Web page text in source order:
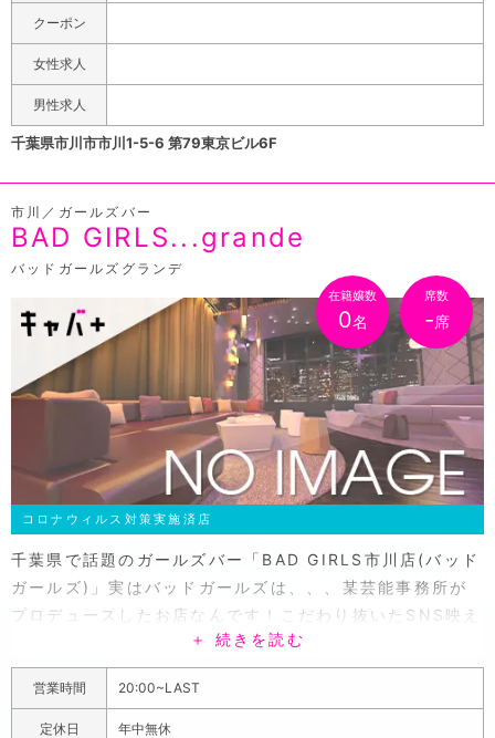
ト3,000円(税・サ別)とリーズナブルなお値段でお楽しみ
いただけます。21:00過ぎからのご来店でも「ポケパラ見
た」とお伝えいただければ通常1セット4,000円を3,000
円(税・サ別)でご案内致します。しかも場内指名をサービ
スさせていただくので是非ご利用ください。
クーポン
女性求人
男性求人
千葉県市川市市川1-5-6 第79東京ビル6F
市川／ガールズバー
BAD GIRLS...grande
バッドガールズグランデ
在籍嬢数
0名
席数
-席
コロナウィルス対策実施済店
千葉県で話題のガールズバー「BAD GIRLS市川店(バッド
ガールズ)」実はバッドガールズは、、、某芸能事務所が
プロデュースしたお店なんです！こだわり抜いたSNS映え
するオシャレな店内で女子大生や若くて素人っぽい感じの
女の子とワイワイとガールズバーならではのカジュアルな
雰囲気を楽しめます。イマドキ女子と楽しめる一方でバッ
ドガールズは芸能事務所がプロデュースしているとあって
＋ 続きを読む
営業時間 20:00~LAST
定休日 年中無休